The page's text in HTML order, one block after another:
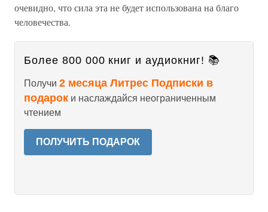
очевидно, что сила эта не будет использована на благо
человечества.
Более 800 000 книг и аудиокниг! 📚
Получи 2 месяца Литрес Подписки в
подарок и наслаждайся неограниченным
чтением
ПОЛУЧИТЬ ПОДАРОК